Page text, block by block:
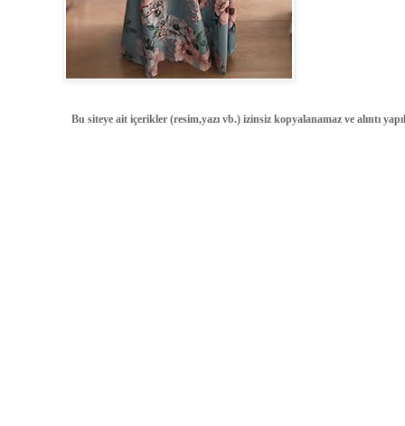
Bu siteye ait içerikler (resim,yazı vb.) izinsiz kopyalanamaz ve alıntı